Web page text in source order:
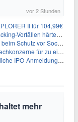
vor 2 Stunden
II für 104,99€
härter überwachen
vor Social Media
für zu einflussreich
im Zuge des AI-Booms
mehr